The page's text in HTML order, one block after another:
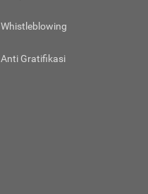
Whistleblowing
Anti Gratifikasi